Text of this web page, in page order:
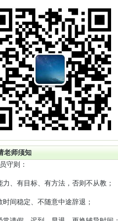
老师须知
守则：
力、有目标、有方法，否则不从教；
时间稳定、不随意中途辞退；